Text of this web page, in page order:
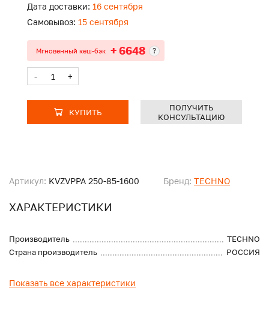
Артикул: KVZVPPA 250-85-1600 Бренд: TECHNO
ХАРАКТЕРИСТИКИ
Производитель
TECHNO
Страна производитель
РОССИЯ
Показать все характеристики
Дата доставки: 16 сентября
Самовывоз: 15 сентября
Мгновенный кеш-бэк + 6648 ?
- +
КУПИТЬ
ПОЛУЧИТЬ
КОНСУЛЬТАЦИЮ